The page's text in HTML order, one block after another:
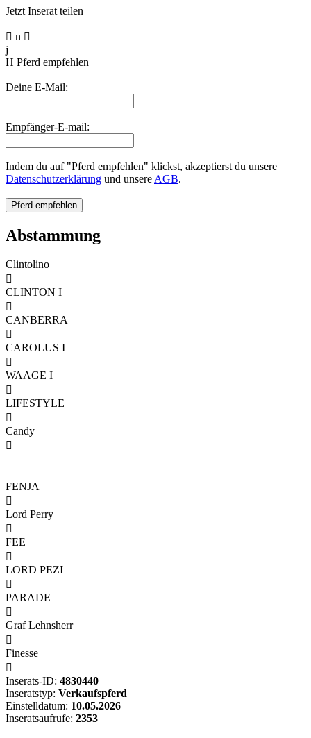
Jetzt Inserat teilen
 n 
j
H Pferd empfehlen
Deine E-Mail:
Empfänger-E-mail:
Indem du auf "Pferd empfehlen" klickst, akzeptierst du unsere
Datenschutzerklärung und unsere AGB.
Abstammung
Clintolino

CLINTON I

CANBERRA

CAROLUS I

WAAGE I

LIFESTYLE

Candy

FENJA

Lord Perry

FEE

LORD PEZI

PARADE

Graf Lehnsherr

Finesse

Inserats-ID: 4830440
Inseratstyp: Verkaufspferd
Einstelldatum: 10.05.2026
Inseratsaufrufe: 2353